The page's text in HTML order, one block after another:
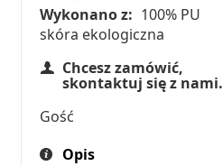
Wykonano z: 100% PU
skóra ekologiczna
Chcesz zamówić,
skontaktuj się z nami.
Gość
Opis